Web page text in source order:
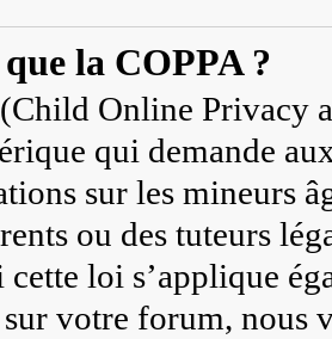
que la COPPA ?
Online Privacy
qui demande
sur les mineurs
ou des tuteurs
cette loi s’applique
votre forum, nous